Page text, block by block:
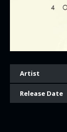
Artist
Release Date